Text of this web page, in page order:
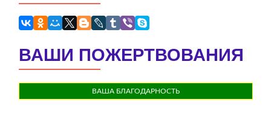
ВАШИ ПОЖЕРТВОВАНИЯ
ВАША БЛАГОДАРНОСТЬ